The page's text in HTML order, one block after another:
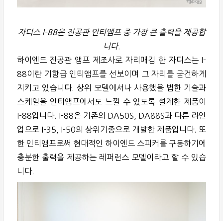
자디스 I-88은 진공관 인티앰프 중 가장 큰 출력을 제공합
니다.
하이엔드 진공관 앰프 제조사로 자리매김 한 자디스는 I-
88이란 기함급 인티앰프를 선보이며 그 자리를 굳건하게
지키고 있습니다. 상위 모델에서나 사용했을 법한 기술과
스케일을 인티앰프에서도 느낄 수 있도록 설계한 제품이
I-88입니다. I-88은 기존의 DA50S, DA88S과 다른 라인
업으로 I-35, I-50의 상위기종으로 개발한 제품입니다. 또
한 인티앰프로써 현대적인 하이엔드 스피커를 구동하기에
충분한 출력을 제공하는 레퍼런스 모델이라고 할 수 있습
니다.